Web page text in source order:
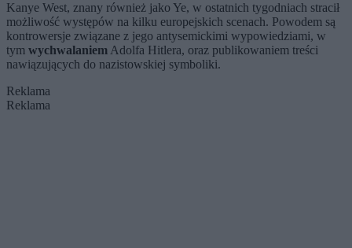
Kanye West, znany również jako Ye, w ostatnich tygodniach stracił
możliwość występów na kilku europejskich scenach. Powodem są
kontrowersje związane z jego antysemickimi wypowiedziami, w
tym wychwalaniem Adolfa Hitlera, oraz publikowaniem treści
nawiązujących do nazistowskiej symboliki.
Reklama
Reklama